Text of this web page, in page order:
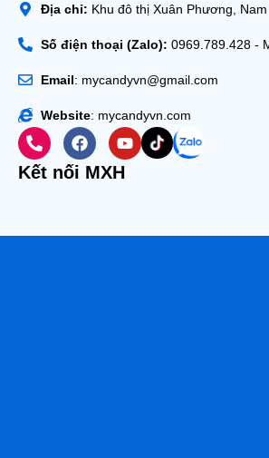
Địa chỉ: Khu đô thị Xuân Phương,
Số điện thoại (Zalo): 0969.789.428 -
Email: mycandyvn@gmail.com
Website: mycandyvn.com
Kết nối MXH